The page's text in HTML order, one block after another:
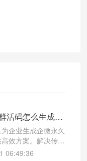
企业微信群活码怎么生成?企业微信怎么生成永久群二维码
企业生成企微永久
效方案。解决传统
功能和精准数据支
06:49:36